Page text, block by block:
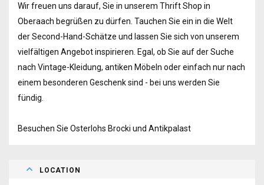
Wir freuen uns darauf, Sie in unserem Thrift Shop in
Oberaach begrüßen zu dürfen. Tauchen Sie ein in die Welt
der Second-Hand-Schätze und lassen Sie sich von unserem
vielfältigen Angebot inspirieren. Egal, ob Sie auf der Suche
nach Vintage-Kleidung, antiken Möbeln oder einfach nur nach
einem besonderen Geschenk sind - bei uns werden Sie
fündig.
Besuchen Sie Osterlohs Brocki und Antikpalast
LOCATION